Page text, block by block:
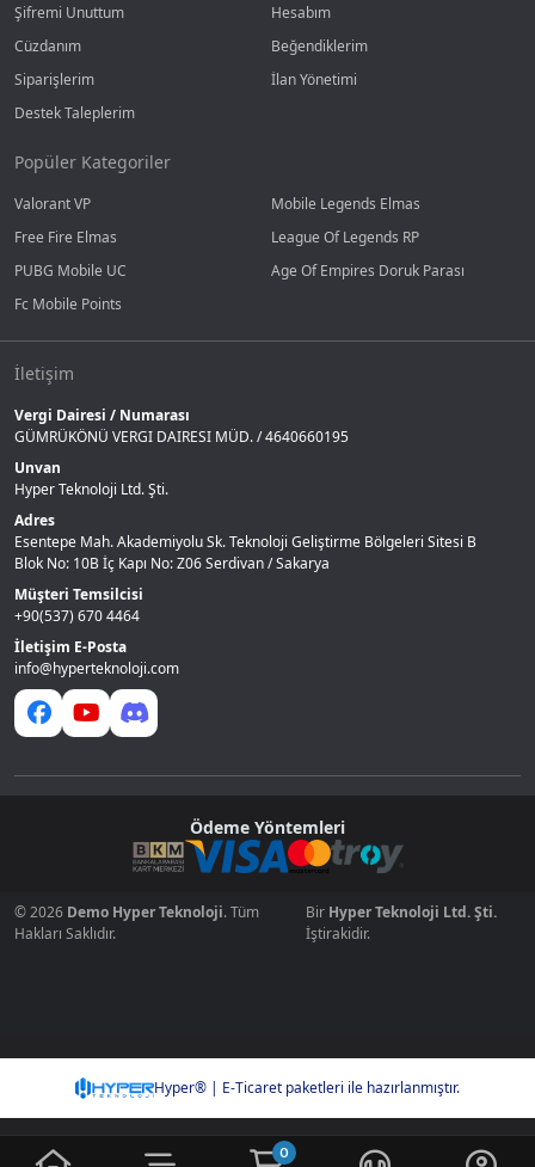
0
Şifremi Unuttum
Hesabım
Cüzdanım
Beğendiklerim
Siparişlerim
İlan Yönetimi
Destek Taleplerim
Popüler Kategoriler
Valorant VP
Mobile Legends Elmas
Free Fire Elmas
League Of Legends RP
PUBG Mobile UC
Age Of Empires Doruk Parası
Fc Mobile Points
İletişim
Vergi Dairesi / Numarası
GÜMRÜKÖNÜ VERGI DAIRESI MÜD. / 4640660195
Unvan
Hyper Teknoloji Ltd. Şti.
Adres
Esentepe Mah. Akademiyolu Sk. Teknoloji Geliştirme Bölgeleri Sitesi B
Blok No: 10B İç Kapı No: Z06 Serdivan / Sakarya
Müşteri Temsilcisi
+90(537) 670 4464
İletişim E-Posta
info@hyperteknoloji.com
Ödeme Yöntemleri
© 2026 Demo Hyper Teknoloji. Tüm
Hakları Saklıdır.
Bir Hyper Teknoloji Ltd. Şti.
İştirakidir.
Hyper® | E-Ticaret paketleri ile hazırlanmıştır.